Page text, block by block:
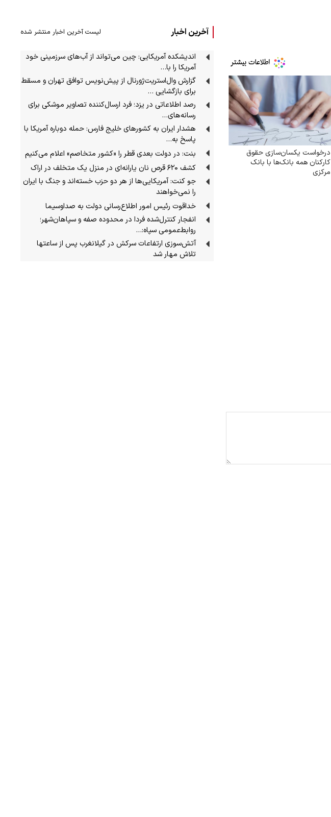
درخواست یکسان‌سازی حقوق
کارکنان همه بانک‌ها با بانک
مرکزی
آخرین اخبار لیست آخرین اخبار منتشر شده
اندیشکده آمریکایی: چین می‌تواند از آب‌های سرزمینی خود
آمریکا را با…
گزارش وال‌استریت‌ژورنال از پیش‌نویس توافق تهران و مسقط
برای بازگشایی …
رصد اطلاعاتی در یزد؛ فرد ارسال‌کننده تصاویر موشکی برای
رسانه‌های…
هشدار ایران به کشورهای خلیج فارس: حمله دوباره آمریکا با
پاسخ به…
بنت: در دولت بعدی قطر را «کشور متخاصم» اعلام می‌کنیم
کشف ۶۲۰ قرص نان یارانه‌ای در منزل یک متخلف در اراک
جو کنت: آمریکایی‌ها از هر دو حزب خسته‌اند و جنگ با ایران
را نمی‌خواهند
خداقوت رئیس امور اطلاع‌رسانی دولت به صداوسیما
انفجار کنترل‌شده فردا در محدوده صفه و سپاهان‌شهر؛
روابط‌عمومی سپاه:…
آتش‌سوزی ارتفاعات سرکش در گیلانغرب پس از ساعتها
تلاش مهار شد